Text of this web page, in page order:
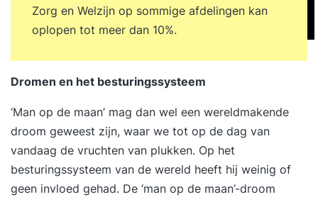
Zorg en Welzijn op sommige afdelingen kan
oplopen tot meer dan 10%.
Dromen en het besturingssysteem
‘Man op de maan’ mag dan wel een wereldmakende
droom geweest zijn, waar we tot op de dag van
vandaag de vruchten van plukken. Op het
besturingssysteem van de wereld heeft hij weinig of
geen invloed gehad. De ‘man op de maan’-droom